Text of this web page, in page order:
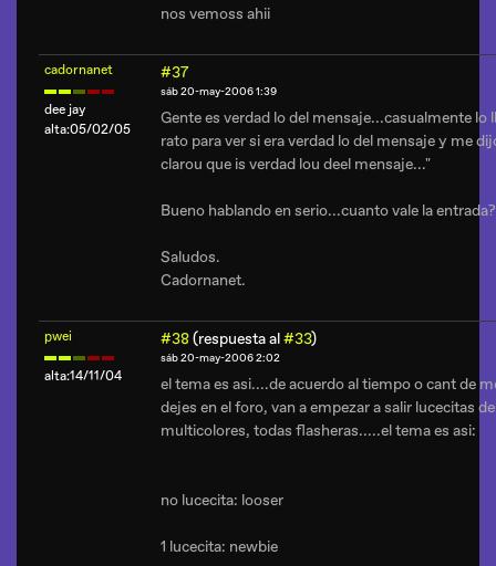
nos vemoss ahii
cadornanet
dee jay
alta:05/02/05
#37
sáb 20-may-2006 1:39
Gente es verdad lo del mensaje...casualmente lo
rato para ver si era verdad lo del mensaje y me
clarou que is verdad lou deel mensaje..."
Bueno hablando en serio...cuanto vale la entrada?
Saludos.
Cadornanet.
pwei
alta:14/11/04
#38(respuesta al#33)
sáb 20-may-2006 2:02
el tema es asi....de acuerdo al tiempo o cant de
dejes en el foro, van a empezar a salir lucecitas
multicolores, todas flasheras.....el tema es asi:
no lucecita: looser
1 lucecita: newbie